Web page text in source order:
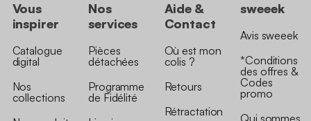
Vous
inspirer
Catalogue
digital
Nos
collections
Nos
services
Pièces
détachées
Programme
de Fidélité
Aide &
Contact
Où est mon
colis ?
Retours
Rétractation
sweeek
Avis sweeek
*Conditions
des offres &
Codes
promo